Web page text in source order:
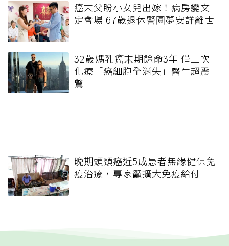
癌末父盼小女兒出嫁！病房變文
定會場 67歲退休警圓夢安詳離世
32歲媽乳癌末期餘命3年 僅三次
化療「癌細胞全消失」醫生超震
驚
晚期頭頸癌近5成患者無緣健保免
疫治療，專家籲擴大免疫給付